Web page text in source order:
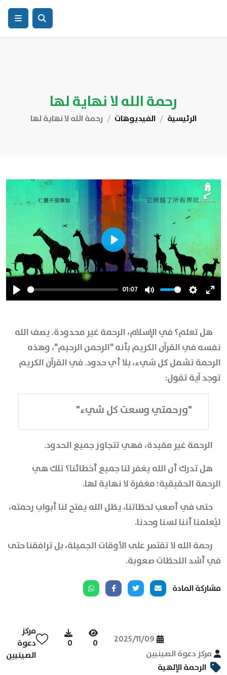
رحمة الله لا نهاية لها
الرئيسية الفيديوهات رحمة الله لا نهاية لها
Play
01:07
Mute Settings
Play
هل تعلم؟ في الإسلام، الرحمة غير محدودة. يصف الله
نفسه في القرآن الكريم بأنه "الرحمن الرحيم"، وهذه
الرحمة تشمل كل شيء، بلا أي حدود. في القرآن الكريم
توجد آية تقول:
"ورحمتي وسعت كل شيء"
الرحمة غير مقيدة، فهي تتجاوز جميع الحدود.
هل تدرك أن الله يغفر لنا جميع أخطائنا؟ تلك هي
الرحمة الحقيقية؛ مغفرة لا نهاية لها.
حتى في أصعب لحظاتنا، يظل الله يفتح لنا أبواب رحمته،
ليُعلمنا أننا لسنا وحدنا.
رحمة الله لا تقتصر على الأوقات الجميلة، بل ترافقنا حتى
في أشد اللحظات صعوبة.
مشاركة المادة
مركز دعوة الصينيين
2025/11/09
0
0
مركز
دعوة
الصينيين
الرحمة الإلهية